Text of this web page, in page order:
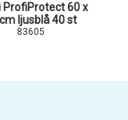
ProfiProtect 60 x
ljusblå 40 st
83605